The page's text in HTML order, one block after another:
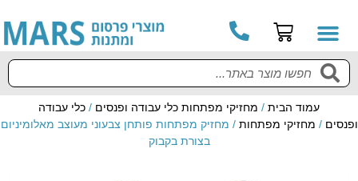
עמוד הבית / מחזיקי מפתחות כלי עבודה ופנסים / כלי עבודה
ופנסים / מחזיקי מפתחות / מחזיק מפתחות פותחן צבעוני מעוצב מאלומיניום
בצורת בקבוק